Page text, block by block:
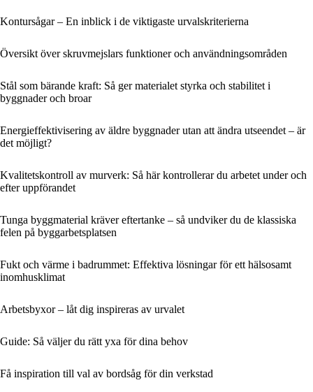
Kontursågar – En inblick i de viktigaste urvalskriterierna
Översikt över skruvmejslars funktioner och användningsområden
Stål som bärande kraft: Så ger materialet styrka och stabilitet i
byggnader och broar
Energieffektivisering av äldre byggnader utan att ändra utseendet – är
det möjligt?
Kvalitetskontroll av murverk: Så här kontrollerar du arbetet under och
efter uppförandet
Tunga byggmaterial kräver eftertanke – så undviker du de klassiska
felen på byggarbetsplatsen
Fukt och värme i badrummet: Effektiva lösningar för ett hälsosamt
inomhusklimat
Arbetsbyxor – låt dig inspireras av urvalet
Guide: Så väljer du rätt yxa för dina behov
Få inspiration till val av bordsåg för din verkstad